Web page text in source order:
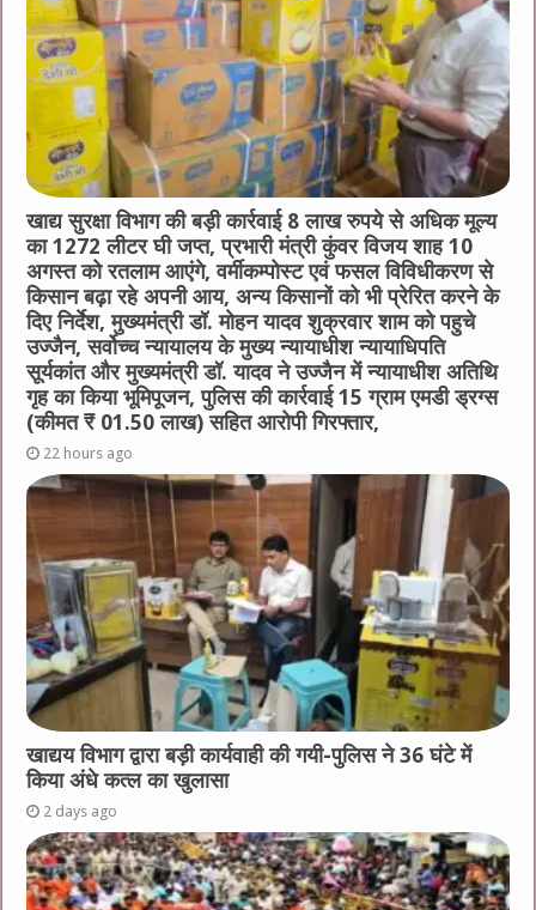
k
खाद्य सुरक्षा विभाग की बड़ी कार्रवाई 8 लाख रुपये से अधिक मूल्य
का 1272 लीटर घी जप्त, प्रभारी मंत्री कुंवर विजय शाह 10
अगस्त को रतलाम आएंगे, वर्मीकम्पोस्ट एवं फसल विविधीकरण से
किसान बढ़ा रहे अपनी आय, अन्य किसानों को भी प्रेरित करने के
दिए निर्देश, मुख्यमंत्री डॉ. मोहन यादव शुक्रवार शाम को पहुचे
उज्जैन, सर्वोच्च न्यायालय के मुख्‍य न्‍यायाधीश न्यायाधिपति
सूर्यकांत और मुख्यमंत्री डॉ. यादव ने उज्जैन में न्यायाधीश अतिथि
गृह का किया भूमिपूजन, पुलिस की कार्रवाई 15 ग्राम एमडी ड्रग्स
(कीमत ₹ 01.50 लाख) सहित आरोपी गिरफ्तार,
22 hours ago
खाद्यय विभाग द्वारा बड़ी कार्यवाही की गयी-पुलिस ने 36 घंटे में
किया अंधे कत्ल का खुलासा
2 days ago